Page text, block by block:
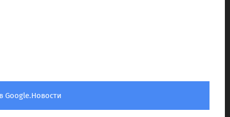
Google.Новости